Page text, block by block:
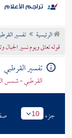
موضوعي
تراجم الأعلام
الرئيسية تفسير
قوله تعالى ويوم نسير
تفسير القرطبي
القرطبي - شمس
جزء 10